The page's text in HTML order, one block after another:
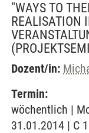
"WAYS TO
REALISATION
Dozent/in:
Termin:
wöchentlich |
31.01.2014 | C